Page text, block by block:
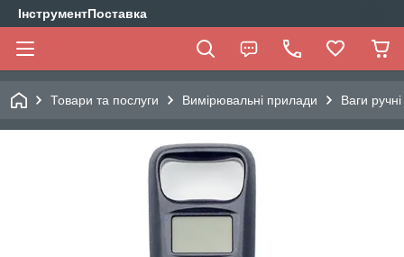
ІнструментПоставка
Товари та послуги Вимірювальні прилади Ваги